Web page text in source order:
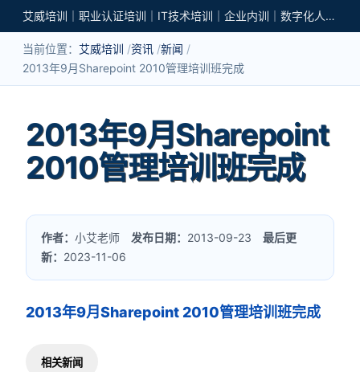
艾威培训｜职业认证培训｜IT技术培训｜企业内训｜数字化人才培养
当前位置： 艾威培训 资讯 新闻
2013年9月Sharepoint 2010管理培训班完成
2013年9月Sharepoint
2010管理培训班完成
作者：小艾老师 发布日期： 2013-09-23最后更
新： 2023-11-06
2013年9月Sharepoint 2010管理培训班完成
相关新闻